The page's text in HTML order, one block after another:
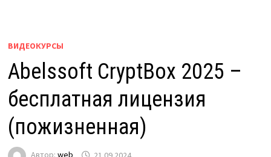
ВИДЕОКУРСЫ
Abelssoft CryptBox 2025 –
бесплатная лицензия
(пожизненная)